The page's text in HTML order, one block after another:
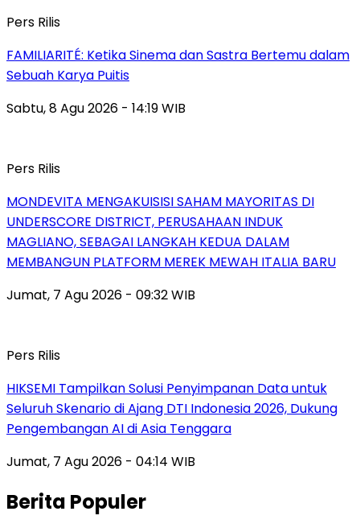
Pers Rilis
FAMILIARITÉ: Ketika Sinema dan Sastra Bertemu dalam
Sebuah Karya Puitis
Sabtu, 8 Agu 2026 - 14:19 WIB
Pers Rilis
MONDEVITA MENGAKUISISI SAHAM MAYORITAS DI
UNDERSCORE DISTRICT, PERUSAHAAN INDUK
MAGLIANO, SEBAGAI LANGKAH KEDUA DALAM
MEMBANGUN PLATFORM MEREK MEWAH ITALIA BARU
Jumat, 7 Agu 2026 - 09:32 WIB
Pers Rilis
HIKSEMI Tampilkan Solusi Penyimpanan Data untuk
Seluruh Skenario di Ajang DTI Indonesia 2026, Dukung
Pengembangan AI di Asia Tenggara
Jumat, 7 Agu 2026 - 04:14 WIB
Berita Populer